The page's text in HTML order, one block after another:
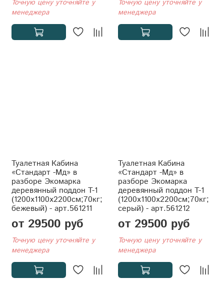
Точную цену уточняйте у
менеджера
Точную цену уточняйте у
менеджера
Туалетная Кабина
«Стандарт -Мд» в
разборе Экомарка
деревянный поддон T-1
(1200x1100x2200см;70кг;
бежевый) - арт.561211
от 29500 руб
Точную цену уточняйте у
менеджера
Туалетная Кабина
«Стандарт -Мд» в
разборе Экомарка
деревянный поддон T-1
(1200x1100x2200см;70кг;
серый) - арт.561212
от 29500 руб
Точную цену уточняйте у
менеджера